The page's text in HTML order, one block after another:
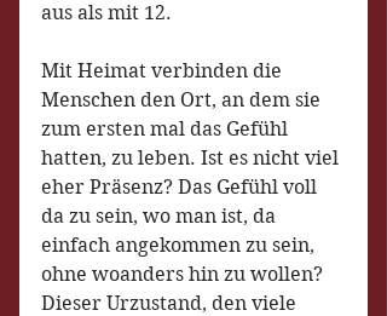
aus als mit 12.
Mit Heimat verbinden die
Menschen den Ort, an dem sie
zum ersten mal das Gefühl
hatten, zu leben. Ist es nicht viel
eher Präsenz? Das Gefühl voll
da zu sein, wo man ist, da
einfach angekommen zu sein,
ohne woanders hin zu wollen?
Dieser Urzustand, den viele